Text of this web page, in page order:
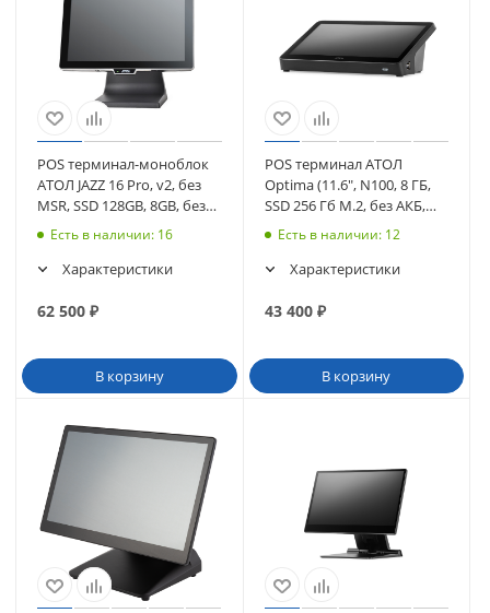
POS терминал-моноблок
АТОЛ JAZZ 16 Pro, v2, без
MSR, SSD 128GB, 8GB, без
ОС. (57948)
Есть в наличии: 16
Характеристики
62 500 ₽
В корзину
POS терминал АТОЛ
Optima (11.6", N100, 8 ГБ,
SSD 256 Гб M.2, без АКБ,
без ОС), WiFi. V8 (64793
Есть в наличии: 12
Характеристики
43 400₽
В корзину